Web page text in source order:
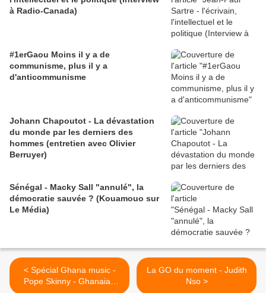
à Radio-Canada)
#1erGaou Moins il y a de
communisme, plus il y a
d'anticommunisme
Johann Chapoutot - La dévastation
du monde par les derniers des
hommes (entretien avec Olivier
Berruyer)
Sénégal - Macky Sall "annulé", la
démocratie sauvée ? (Kouamouo sur
Le Média)
< Spécial Ghana music -
Pope Skinny - Ghanaian
La GO du moment - Judith
Nso >